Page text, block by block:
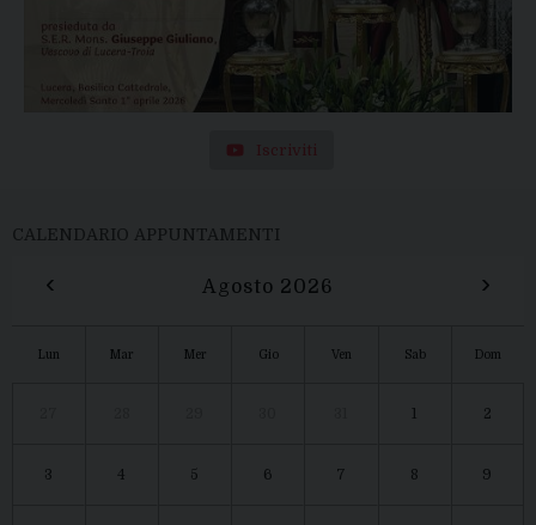
Iscriviti
CALENDARIO APPUNTAMENTI
‹ Agosto 2026 ›
Lun Mar Mer Gio Ven Sab Dom
2
3 4 5 6 7 8 9